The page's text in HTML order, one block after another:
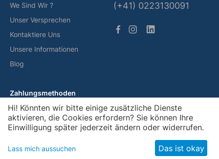
We Sind Wir ?
Unser Versprechen
Kontaktiere Uns
Unsere Informationen
Blog
(+41) 0223130091
Zahlungsmethoden
© Gemsquar, 2026
Hi! Könnten wir bitte einige zusätzliche Dienste
aktivieren, die Cookies erfordern? Sie können Ihre
Einwilligung später jederzeit ändern oder widerrufen.
Lass mich aussuchen Das ist okay